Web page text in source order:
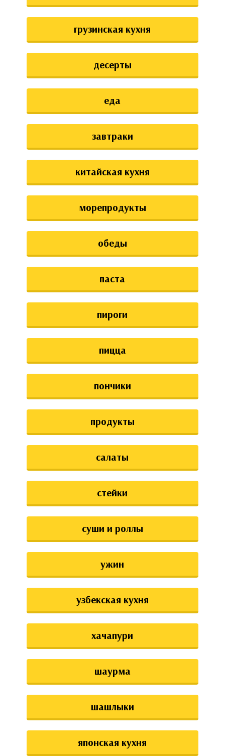
грузинская кухня
десерты
еда
завтраки
китайская кухня
морепродукты
обеды
паста
пироги
пицца
пончики
продукты
салаты
стейки
суши и роллы
ужин
узбекская кухня
хачапури
шаурма
шашлыки
японская кухня